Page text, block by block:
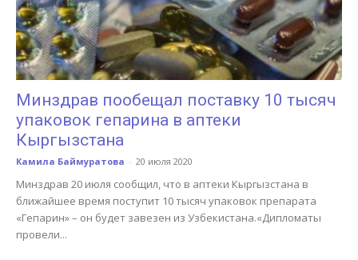
Минздрав пообещал поставку 10 тысяч
упаковок гепарина в аптеки
Кыргызстана
Камила Баймуратова - 20 июля 2020
Минздрав 20 июля сообщил, что в аптеки Кыргызстана в
ближайшее время поступит 10 тысяч упаковок препарата
«Гепарин» – он будет завезен из Узбекистана.«Дипломаты
провели...